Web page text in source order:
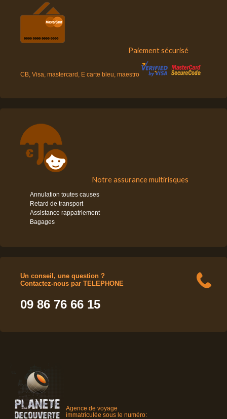
Paiement sécurisé
CB, Visa, mastercard, E carte bleu, maestro
Notre assurance multirisques
Annulation toutes causes
Retard de transport
Assistance rappatriement
Bagages
Un conseil, une question ?
Contactez-nous par TELEPHONE
09 86 76 66 15
Agence de voyage
immatriculée sous le numéro: